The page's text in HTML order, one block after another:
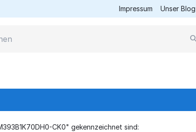
Impressum Unser Blog
CK0" gekennzeichnet sind: